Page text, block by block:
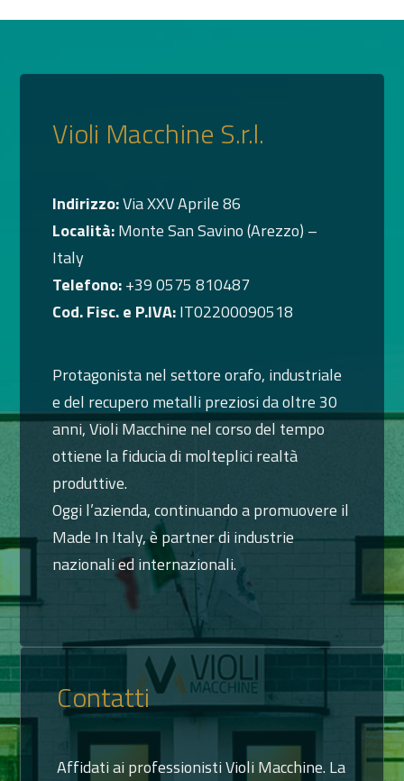
Violi Macchine S.r.l.
Indirizzo:Via XXV Aprile 86
Località:Monte San Savino (Arezzo) –
Italy
Telefono:+39 0575 810487
Cod. Fisc. e P.IVA:IT02200090518
Protagonista nel settore orafo, industriale
e del recupero metalli preziosi da oltre 30
anni, Violi Macchine nel corso del tempo
ottiene la fiducia di molteplici realtà
produttive.
Oggi l’azienda, continuando a promuovere il
Made In Italy, è partner di industrie
nazionali ed internazionali.
Contatti
Affidati ai professionisti Violi Macchine. La